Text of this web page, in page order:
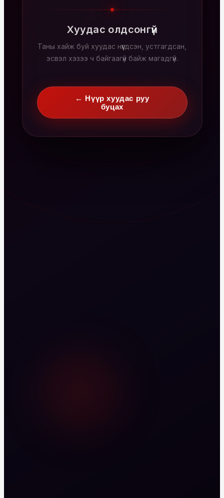
Хуудас олдсонгүй
Таны хайж буй хуудас нүүгдсэн, устгагдсан,
эсвэл хэзээ ч байгаагүй байж магадгүй.
← Нүүр хуудас руу
буцах